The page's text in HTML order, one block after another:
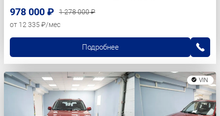
978 000 ₽
1 278 000 ₽
от 12 335 ₽/мес
Подробнее
VIN